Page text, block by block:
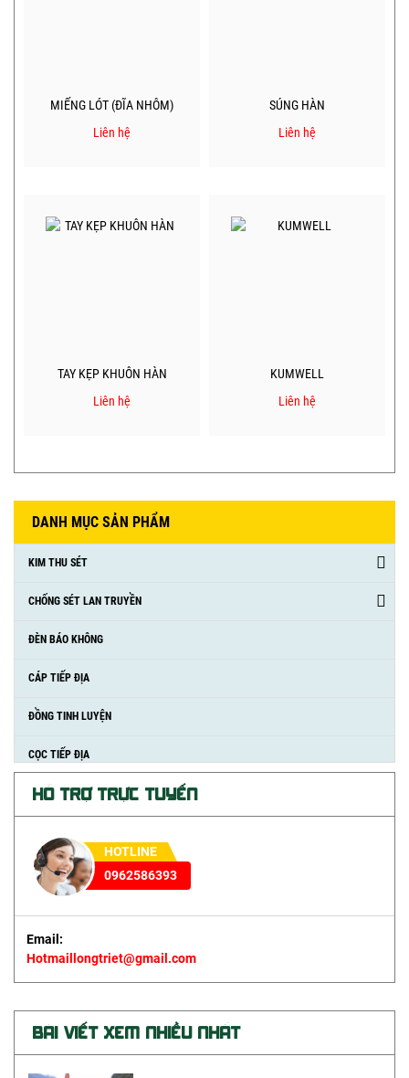
MIẾNG LÓT (ĐĨA NHÔM)
Liên hệ
SÚNG HÀN
Liên hệ
TAY KẸP KHUÔN HÀN
Liên hệ
KUMWELL
Liên hệ
DANH MỤC SẢN PHẨM
KIM THU SÉT
CHỐNG SÉT LAN TRUYỀN
ĐÈN BÁO KHÔNG
CÁP TIẾP ĐỊA
ĐỒNG TINH LUYỆN
CỌC TIẾP ĐỊA
KHUÔN HÀN THUỐC HÀN
CHỐNG SÉT NĂNG LƯỢNG MẶT TRỜI
HỖ TRỢ TRỰC TUYẾN
HOTLINE
0962586393
Email:
Hotmaillongtriet@gmail.com
BÀI VIẾT XEM NHIỀU NHẤT